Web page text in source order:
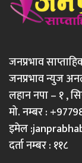
जनप्रभाव
जनप्रभाव न्युज
लहान नपा – १ ,
मो. नम्बर :
इमेल :
दर्ता नम्बर : ११८